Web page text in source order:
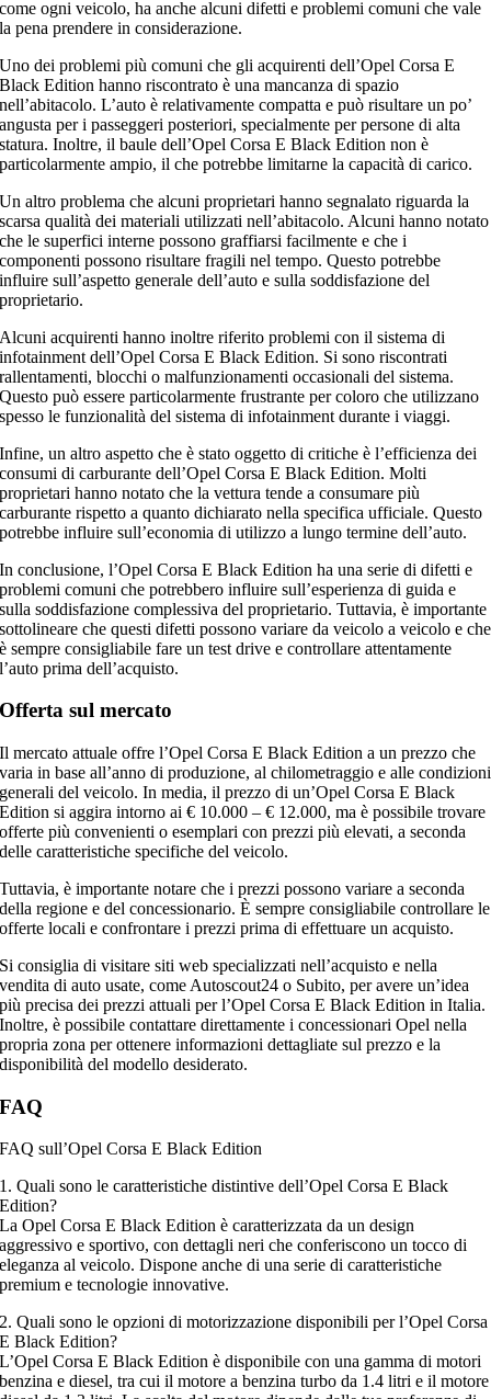
come ogni veicolo, ha anche alcuni difetti e problemi comuni che vale
la pena prendere in considerazione.
Uno dei problemi più comuni che gli acquirenti dell’Opel Corsa E
Black Edition hanno riscontrato è una mancanza di spazio
nell’abitacolo. L’auto è relativamente compatta e può risultare un po’
angusta per i passeggeri posteriori, specialmente per persone di alta
statura. Inoltre, il baule dell’Opel Corsa E Black Edition non è
particolarmente ampio, il che potrebbe limitarne la capacità di carico.
Un altro problema che alcuni proprietari hanno segnalato riguarda la
scarsa qualità dei materiali utilizzati nell’abitacolo. Alcuni hanno notato
che le superfici interne possono graffiarsi facilmente e che i
componenti possono risultare fragili nel tempo. Questo potrebbe
influire sull’aspetto generale dell’auto e sulla soddisfazione del
proprietario.
Alcuni acquirenti hanno inoltre riferito problemi con il sistema di
infotainment dell’Opel Corsa E Black Edition. Si sono riscontrati
rallentamenti, blocchi o malfunzionamenti occasionali del sistema.
Questo può essere particolarmente frustrante per coloro che utilizzano
spesso le funzionalità del sistema di infotainment durante i viaggi.
Infine, un altro aspetto che è stato oggetto di critiche è l’efficienza dei
consumi di carburante dell’Opel Corsa E Black Edition. Molti
proprietari hanno notato che la vettura tende a consumare più
carburante rispetto a quanto dichiarato nella specifica ufficiale. Questo
potrebbe influire sull’economia di utilizzo a lungo termine dell’auto.
In conclusione, l’Opel Corsa E Black Edition ha una serie di difetti e
problemi comuni che potrebbero influire sull’esperienza di guida e
sulla soddisfazione complessiva del proprietario. Tuttavia, è importante
sottolineare che questi difetti possono variare da veicolo a veicolo e che
è sempre consigliabile fare un test drive e controllare attentamente
l’auto prima dell’acquisto.
Offerta sul mercato
Il mercato attuale offre l’Opel Corsa E Black Edition a un prezzo che
varia in base all’anno di produzione, al chilometraggio e alle condizioni
generali del veicolo. In media, il prezzo di un’Opel Corsa E Black
Edition si aggira intorno ai € 10.000 – € 12.000, ma è possibile trovare
offerte più convenienti o esemplari con prezzi più elevati, a seconda
delle caratteristiche specifiche del veicolo.
Tuttavia, è importante notare che i prezzi possono variare a seconda
della regione e del concessionario. È sempre consigliabile controllare le
offerte locali e confrontare i prezzi prima di effettuare un acquisto.
Si consiglia di visitare siti web specializzati nell’acquisto e nella
vendita di auto usate, come Autoscout24 o Subito, per avere un’idea
più precisa dei prezzi attuali per l’Opel Corsa E Black Edition in Italia.
Inoltre, è possibile contattare direttamente i concessionari Opel nella
propria zona per ottenere informazioni dettagliate sul prezzo e la
disponibilità del modello desiderato.
FAQ
FAQ sull’Opel Corsa E Black Edition
1. Quali sono le caratteristiche distintive dell’Opel Corsa E Black
Edition?
La Opel Corsa E Black Edition è caratterizzata da un design
aggressivo e sportivo, con dettagli neri che conferiscono un tocco di
eleganza al veicolo. Dispone anche di una serie di caratteristiche
premium e tecnologie innovative.
2. Quali sono le opzioni di motorizzazione disponibili per l’Opel Corsa
E Black Edition?
L’Opel Corsa E Black Edition è disponibile con una gamma di motori
benzina e diesel, tra cui il motore a benzina turbo da 1.4 litri e il motore